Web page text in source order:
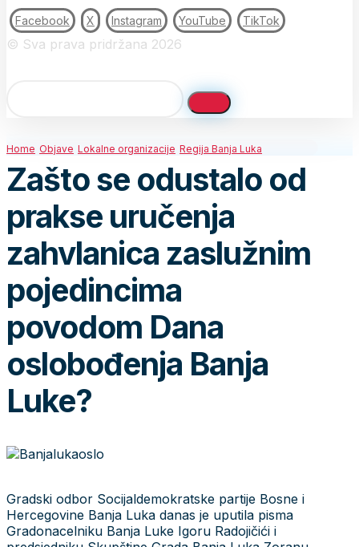
Facebook X Instagram YouTube TikTok
© Sva prava pridržana 2026
Home Objave Lokalne organizacije Regija Banja Luka
Zašto se odustalo od
prakse uručenja
zahvlanica zaslužnim
pojedincima
povodom Dana
oslobođenja Banja
Luke?
Gradski odbor Socijaldemokratske partije Bosne i
Hercegovine Banja Luka danas je uputila pisma
Gradonacelniku Banja Luke Igoru Radojičići i